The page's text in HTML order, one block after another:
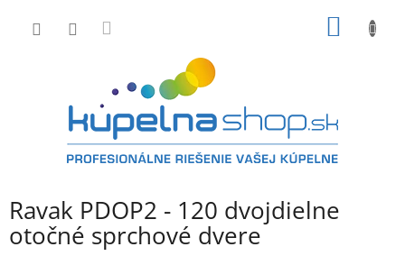
Ravak PDOP2 - 120 dvojdielne
otočné sprchové dvere